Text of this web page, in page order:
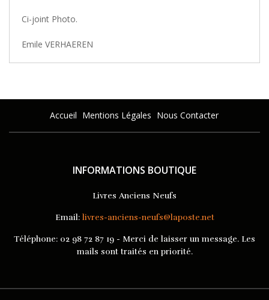
Ci-joint Photo.
Emile VERHAEREN
Accueil Mentions Légales Nous Contacter
INFORMATIONS BOUTIQUE
Livres Anciens Neufs
Email: livres-anciens-neufs@laposte.net
Téléphone: 02 98 72 87 19 - Merci de laisser un message. Les
mails sont traités en priorité.